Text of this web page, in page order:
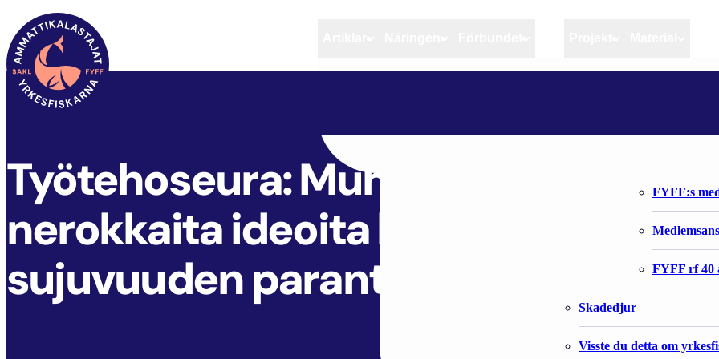
Artiklar Näringen
Riktlinjer för god praxis
Stöd till fiskerinäringen
Anvisningar
Fiskar och
Skadedjur
Visste du detta om
Förbundet
FYFF:s
FYFF rf 40
FYFF ARTIKLAR
Työtehoseura: Muhiiko päässäsi
nerokkaita ideoita kalastustyön
sujuvuuden parantamiseen?